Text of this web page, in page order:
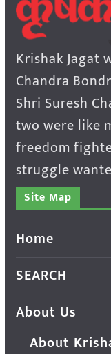
Krishak Jagat
Chandra
Shri Suresh
two were like
freedom
struggle
Site Map
Home
SEARCH
About Us
About